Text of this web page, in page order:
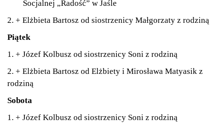
Socjalnej „Radość” w Jaśle
2. + Elżbieta Bartosz od siostrzenicy Małgorzaty z rodziną
Piątek
1. + Józef Kolbusz od siostrzenicy Soni z rodziną
2. + Elżbieta Bartosz od Elżbiety i Mirosława Matyasik z
rodziną
Sobota
1. + Józef Kolbusz od siostrzenicy Soni z rodziną